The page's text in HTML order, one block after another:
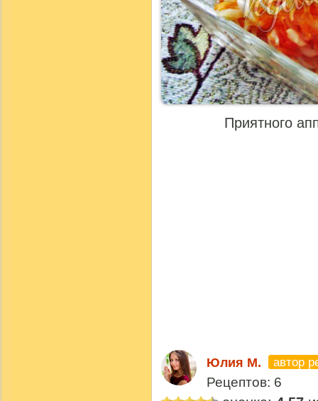
Приятного
Юлия M. автор
Рецептов: 6